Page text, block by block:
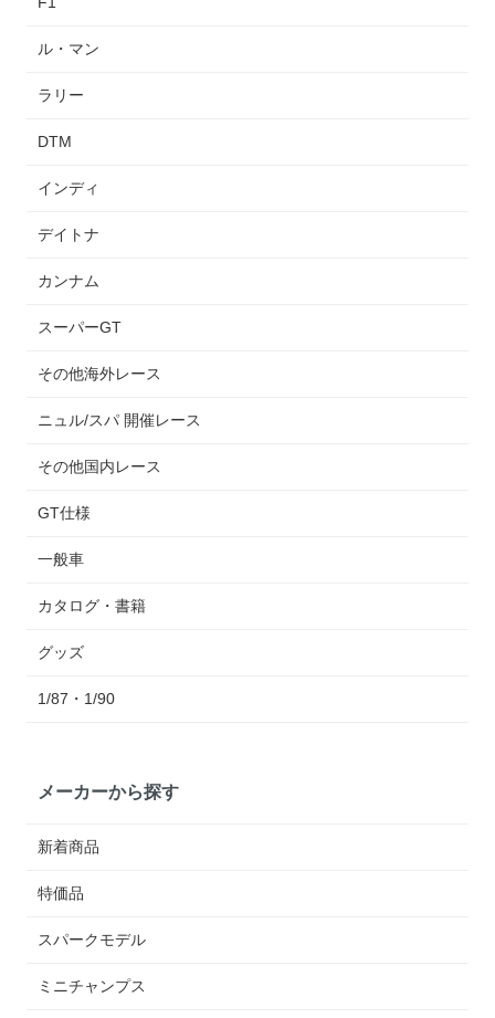
ル・マン
ラリー
DTM
インディ
デイトナ
カンナム
スーパーGT
その他海外レース
ニュル/スパ 開催レース
その他国内レース
GT仕様
一般車
カタログ・書籍
グッズ
1/87・1/90
メーカーから探す
新着商品
特価品
スパークモデル
ミニチャンプス